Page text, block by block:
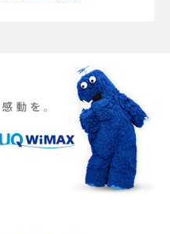
は？サイズやスペックを比較し
ック・機能の違いをわかりやすく